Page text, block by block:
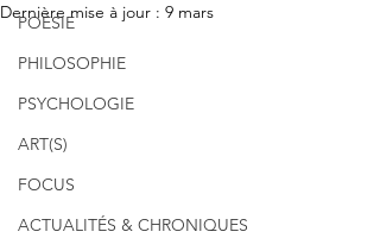
POÉSIE
PHILOSOPHIE
PSYCHOLOGIE
ART(S)
FOCUS
ACTUALITÉS & CHRONIQUES
Dernière mise à jour : 9 mars